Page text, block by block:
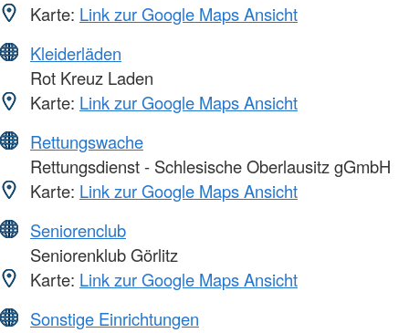
Karte: Link zur Google Maps Ansicht
Kleiderläden
Rot Kreuz Laden
Karte: Link zur Google Maps Ansicht
Rettungswache
Rettungsdienst - Schlesische Oberlausitz gGmbH
Karte: Link zur Google Maps Ansicht
Seniorenclub
Seniorenklub Görlitz
Karte: Link zur Google Maps Ansicht
Sonstige Einrichtungen